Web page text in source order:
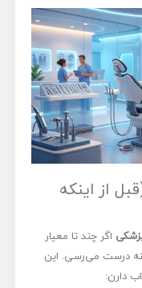
از اینکه
اگر چند تا معیار
درست می‌رسی. این
دارن: